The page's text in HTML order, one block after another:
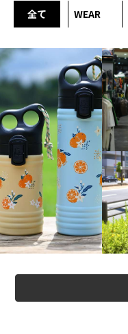
全て WEAR